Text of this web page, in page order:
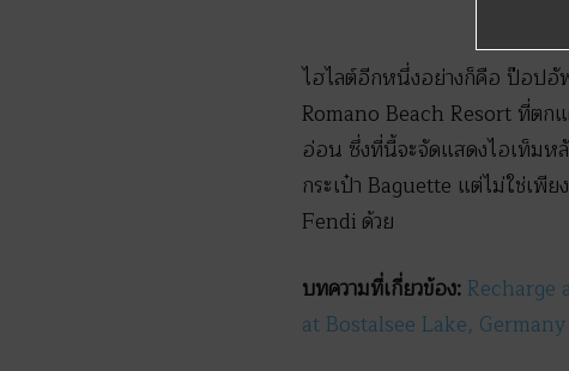
ไฮไลต์อีกหนึ่งอย่างก็คือ ป๊อปอั
Romano Beach Resort ที่ตก
อ่อน ซึ่งที่นี้จะจัดแสดงไอเท็มห
กระเป๋า Baguette แต่ไม่ใช่เ
Fendi ด้วย
บทความที่เกี่ยวข้อง: Recharge
at Bostalsee Lake, Germany